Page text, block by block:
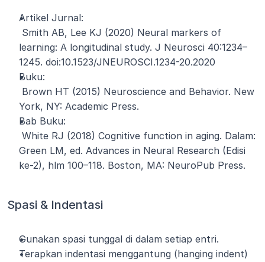
Artikel Jurnal:
learning: A longitudinal study. J Neurosci 40:1234–
1245. doi:10.1523/JNEUROSCI.1234-20.2020
Buku:
York, NY: Academic Press.
Bab Buku:
Green LM, ed. Advances in Neural Research (Edisi
ke-2), hlm 100–118. Boston, MA: NeuroPub Press.
Spasi & Indentasi
Gunakan spasi tunggal di dalam setiap entri.
Terapkan indentasi menggantung (hanging indent)